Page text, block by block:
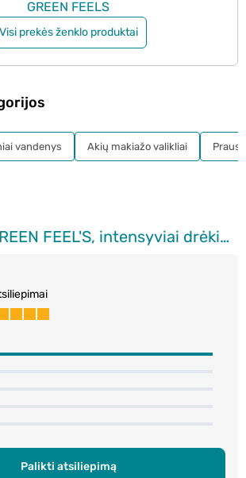
GREEN FEELS
Visi prekės ženklo produktai
Atsiliepimai GREEN FEEL'S, intensyviai drėkinantis veido kremas normaliai ir sausai odai, 50 ml
Palikti atsiliepimą
vandenys Akių makiažo valikliai